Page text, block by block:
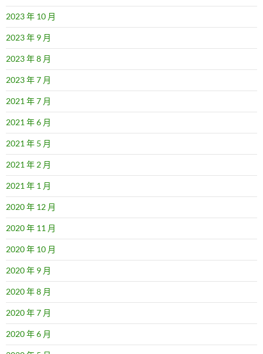
2023 年 10 月
2023 年 9 月
2023 年 8 月
2023 年 7 月
2021 年 7 月
2021 年 6 月
2021 年 5 月
2021 年 2 月
2021 年 1 月
2020 年 12 月
2020 年 11 月
2020 年 10 月
2020 年 9 月
2020 年 8 月
2020 年 7 月
2020 年 6 月